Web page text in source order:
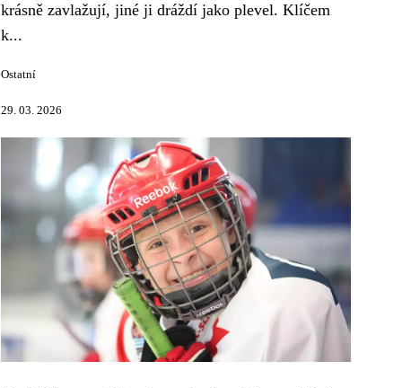
krásně zavlažují, jiné ji dráždí jako plevel. Klíčem
k...
Ostatní
29. 03. 2026